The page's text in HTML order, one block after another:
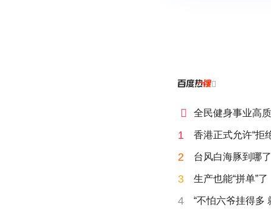

 全民健身事业高
1 香港正式允许“拒
2 台风白海豚到哪了
3 生产也能“拼单”了
4 “不怕六爷挂得多